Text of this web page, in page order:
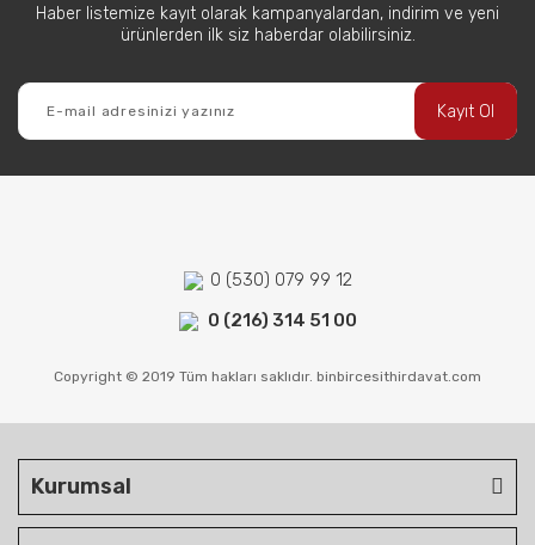
Haber listemize kayıt olarak kampanyalardan, indirim ve yeni
ürünlerden ilk siz haberdar olabilirsiniz.
Kayıt Ol
0 (530) 079 99 12
0 (216) 314 51 00
Copyright © 2019 Tüm hakları saklıdır. binbircesithirdavat.com
Kurumsal